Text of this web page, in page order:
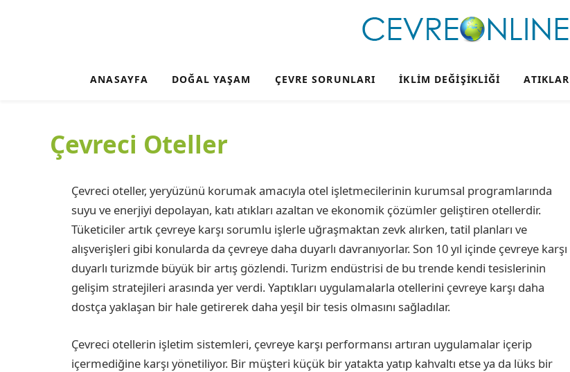
ANASAYFA DOĞAL YAŞAM ÇEVRE SORUNLARI İKLIM DEĞIŞIKLIĞI ATIKLAR
Çevreci Oteller
Çevreci oteller, yeryüzünü korumak amacıyla otel işletmecilerinin kurumsal programlarında
suyu ve enerjiyi depolayan, katı atıkları azaltan ve ekonomik çözümler geliştiren otellerdir.
Tüketiciler artık çevreye karşı sorumlu işlerle uğraşmaktan zevk alırken, tatil planları ve
alışverişleri gibi konularda da çevreye daha duyarlı davranıyorlar. Son 10 yıl içinde çevreye karşı
duyarlı turizmde büyük bir artış gözlendi. Turizm endüstrisi de bu trende kendi tesislerinin
gelişim stratejileri arasında yer verdi. Yaptıkları uygulamalarla otellerini çevreye karşı daha
dostça yaklaşan bir hale getirerek daha yeşil bir tesis olmasını sağladılar.
Çevreci otellerin işletim sistemleri, çevreye karşı performansı artıran uygulamalar içerip
içermediğine karşı yönetiliyor. Bir müşteri küçük bir yatakta yatıp kahvaltı etse ya da lüks bir